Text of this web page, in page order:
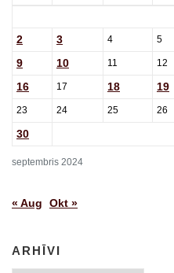
septembris 2024
2 3 4 5
9 10 11 12
16 17 18 19
23 24 25 26
30
« Aug Okt »
ARHĪVI